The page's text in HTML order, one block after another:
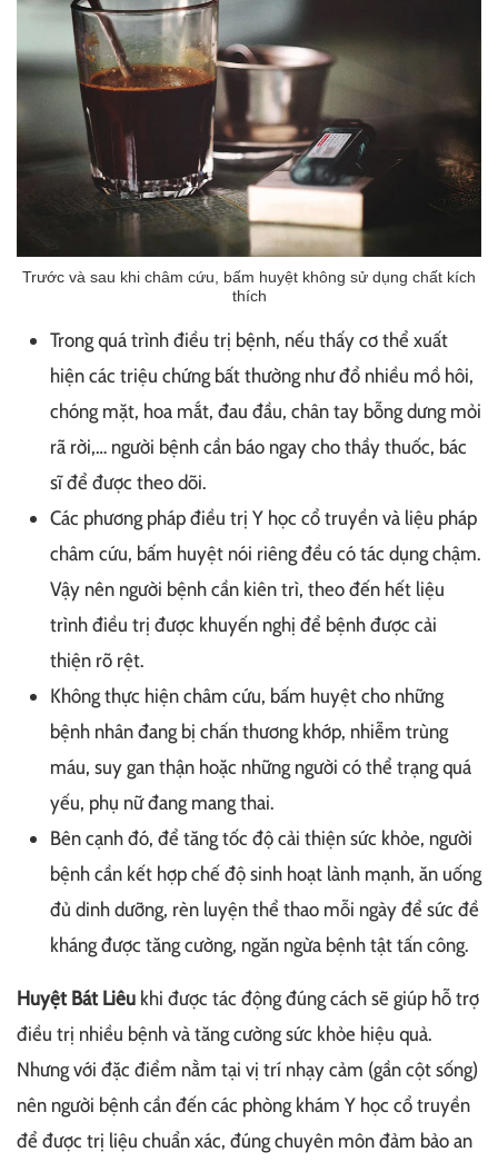
Trước và sau khi châm cứu, bấm huyệt không sử dụng chất kích
thích
Trong quá trình điều trị bệnh, nếu thấy cơ thể xuất
hiện các triệu chứng bất thường như đổ nhiều mồ hôi,
chóng mặt, hoa mắt, đau đầu, chân tay bỗng dưng mỏi
rã rời,… người bệnh cần báo ngay cho thầy thuốc, bác
sĩ để được theo dõi.
Các phương pháp điều trị Y học cổ truyền và liệu pháp
châm cứu, bấm huyệt nói riêng đều có tác dụng chậm.
Vậy nên người bệnh cần kiên trì, theo đến hết liệu
trình điều trị được khuyến nghị để bệnh được cải
thiện rõ rệt.
Không thực hiện châm cứu, bấm huyệt cho những
bệnh nhân đang bị chấn thương khớp, nhiễm trùng
máu, suy gan thận hoặc những người có thể trạng quá
yếu, phụ nữ đang mang thai.
Bên cạnh đó, để tăng tốc độ cải thiện sức khỏe, người
bệnh cần kết hợp chế độ sinh hoạt lành mạnh, ăn uống
đủ dinh dưỡng, rèn luyện thể thao mỗi ngày để sức đề
kháng được tăng cường, ngăn ngừa bệnh tật tấn công.
Huyệt Bát Liêu khi được tác động đúng cách sẽ giúp hỗ trợ
điều trị nhiều bệnh và tăng cường sức khỏe hiệu quả.
Nhưng với đặc điểm nằm tại vị trí nhạy cảm (gần cột sống)
nên người bệnh cần đến các phòng khám Y học cổ truyền
để được trị liệu chuẩn xác, đúng chuyên môn đảm bảo an